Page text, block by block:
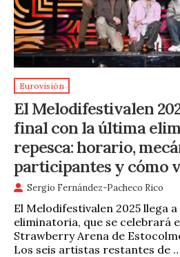
Eurovisión
El Melodifestivalen
final con la última
repesca: horario,
participantes y cómo
Sergio Fernández-Pacheco Rico
El Melodifestivalen 2025 llega
eliminatoria, que se celebrará
Strawberry Arena de
Los seis artistas restantes de